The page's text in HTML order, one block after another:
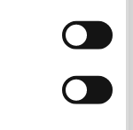
- Dama de argint